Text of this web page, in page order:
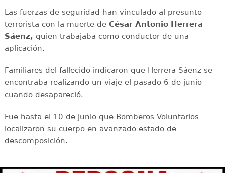
Las fuerzas de seguridad han vinculado al presunto
terrorista con la muerte de César Antonio Herrera
Sáenz, quien trabajaba como conductor de una
aplicación.
Familiares del fallecido indicaron que Herrera Sáenz se
encontraba realizando un viaje el pasado 6 de junio
cuando desapareció.
Fue hasta el 10 de junio que Bomberos Voluntarios
localizaron su cuerpo en avanzado estado de
descomposición.